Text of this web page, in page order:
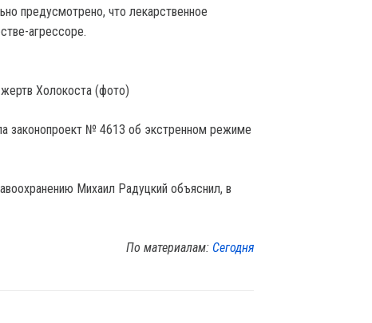
предусмотрено, что лекарственное
агрессоре.
Холокоста (фото)
законопроект № 4613 об экстренном режиме
Михаил Радуцкий объяснил, в
По материалам: Сегодня